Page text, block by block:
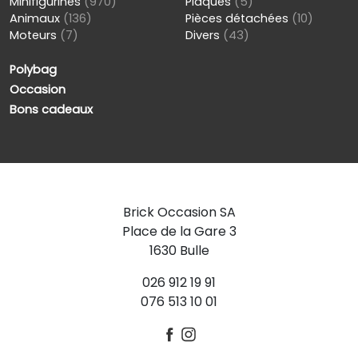
Animaux (136)
Moteurs (7)
Pièces détachées (10)
Divers (43)
Polybag
Occasion
Bons cadeaux
Brick Occasion SA
Place de la Gare 3
1630 Bulle
026 912 19 91
076 513 10 01